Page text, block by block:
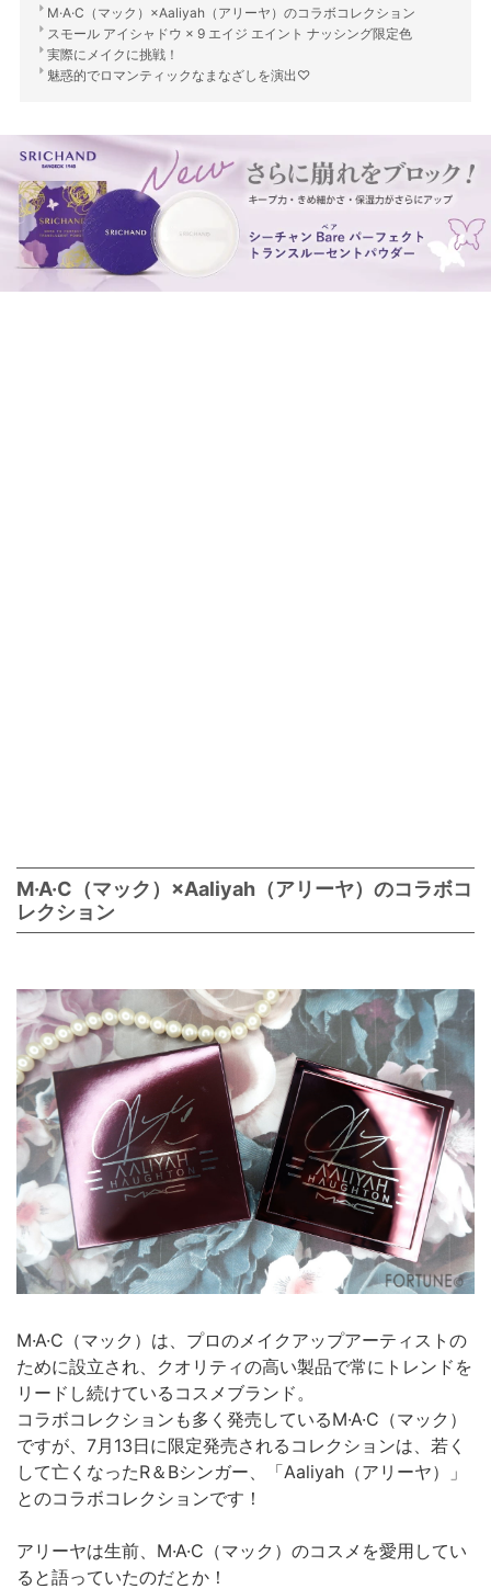
M·A·C（マック）×Aaliyah（アリーヤ）のコラボコレクション
スモール アイシャドウ × 9 エイジ エイント ナッシング限定色
実際にメイクに挑戦！
魅惑的でロマンティックなまなざしを演出♡
M·A·C（マック）×Aaliyah（アリーヤ）のコラボコ
レクション
M·A·C（マック）は、プロのメイクアップアーティストの
ために設立され、クオリティの高い製品で常にトレンドを
リードし続けているコスメブランド。
コラボコレクションも多く発売しているM·A·C（マック）
ですが、7月13日に限定発売されるコレクションは、若く
して亡くなったR＆Bシンガー、「Aaliyah（アリーヤ）」
とのコラボコレクションです！
アリーヤは生前、M·A·C（マック）のコスメを愛用してい
ると語っていたのだとか！